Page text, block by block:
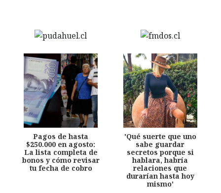
Pagos de hasta
$250.000 en agosto:
La lista completa de
bonos y cómo revisar
tu fecha de cobro
'Qué suerte que uno
sabe guardar
secretos porque si
hablara, habría
relaciones que
durarían hasta hoy
mismo'